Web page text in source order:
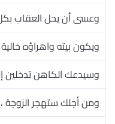
وعسى أن يحل العقاب
ويكون بيته واهراؤه خالية
وسيدعك الكاهن تدخلين
ومن أجلك ستهجر الزوجة